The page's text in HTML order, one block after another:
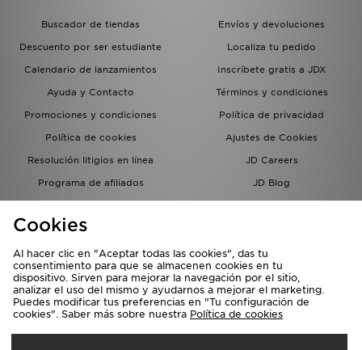
Buscador de tiendas
Envíos y devoluciones
Descuento por ser estudiante
Localiza tu pedido
Calendario de lanzamientos
Inscríbete gratis a JDX
Ayuda y Contacto
Términos y condiciones
Promociones y condiciones
Política de privacidad
Política de cookies
Ajustes de Cookies
Resolución litigios en línea
JD Careers
Programa de afiliados
JD Blog
del grupo JD - Whistleblowing
Selecciona País
Cookies
Al hacer clic en "Aceptar todas las cookies", das tu
consentimiento para que se almacenen cookies en tu
dispositivo. Sirven para mejorar la navegación por el sitio,
analizar el uso del mismo y ayudarnos a mejorar el marketing.
Puedes modificar tus preferencias en "Tu configuración de
cookies". Saber más sobre nuestra Política de cookies